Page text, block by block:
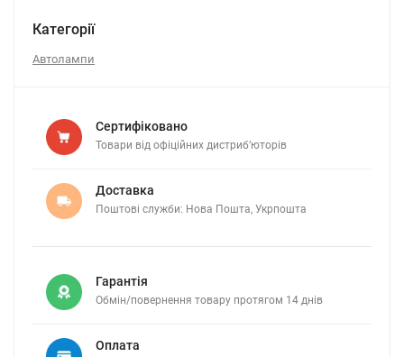
Категорії
Автолампи
Сертифіковано
Товари від офіційних дистриб’юторів
Доставка
Поштові служби: Нова Пошта, Укрпошта
Гарантія
Обмін/повернення товару протягом 14 днів
Оплата